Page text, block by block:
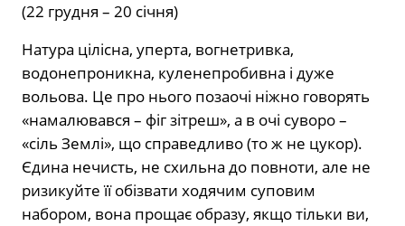
(22 грудня – 20 січня)
Натура цілісна, уперта, вогнетривка,
водонепроникна, куленепробивна і дуже
вольова. Це про нього позаочі ніжно говорять
«намалювався – фіг зітреш», а в очі суворо –
«сіль Землі», що справедливо (то ж не цукор).
Єдина нечисть, не схильна до повноти, але не
ризикуйте її обізвати ходячим суповим
набором, вона прощає образу, якщо тільки ви,